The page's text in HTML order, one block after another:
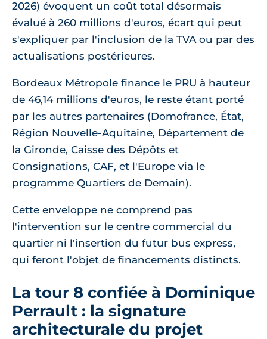
2026) évoquent un coût total désormais
évalué à 260 millions d'euros, écart qui peut
s'expliquer par l'inclusion de la TVA ou par des
actualisations postérieures.
Bordeaux Métropole finance le PRU à hauteur
de 46,14 millions d'euros, le reste étant porté
par les autres partenaires (Domofrance, État,
Région Nouvelle-Aquitaine, Département de
la Gironde, Caisse des Dépôts et
Consignations, CAF, et l'Europe via le
programme Quartiers de Demain).
Cette enveloppe ne comprend pas
l'intervention sur le centre commercial du
quartier ni l'insertion du futur bus express,
qui feront l'objet de financements distincts.
La tour 8 confiée à Dominique
Perrault : la signature
architecturale du projet